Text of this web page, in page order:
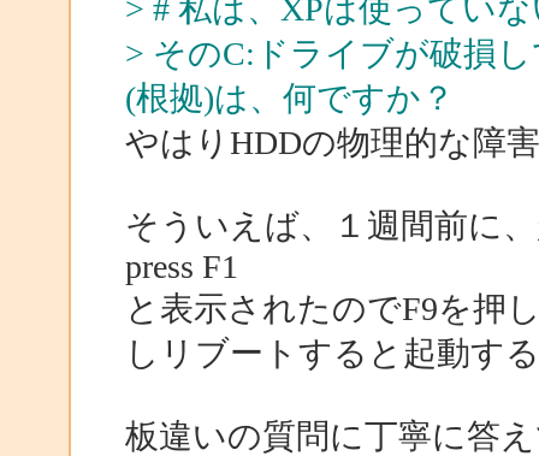
> # 私は、XPは使ってい
> そのC:ドライブが破損
(根拠)は、何ですか？
やはりHDDの物理的な障
そういえば、１週間前に
press F1
と表示されたのでF9を押
しリブートすると起動す
板違いの質問に丁寧に答